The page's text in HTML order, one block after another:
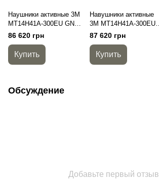
Наушники активные 3M
MT14H41A-300EU GN
PELTOR™ ComTac VII
NFMI, NIB,
вертикальные
86 620 грн
Купить
Навушники активные
3M MT14H41A-300EU
CY PELTOR™ ComTac
VII, coyote brown,
вертикальные
87 620 грн
Купить
Обсуждение
Добавьте первый отзыв